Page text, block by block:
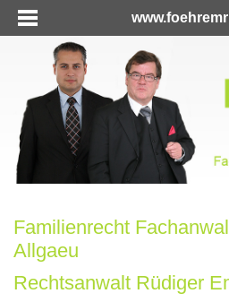
Familienrecht
Allgaeu
Rechtsanwalt Rüdiger